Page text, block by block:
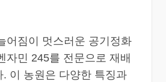
어짐이 멋스러운 공기정화
자민 245를 전문으로 재배
이 농원은 다양한 특징과